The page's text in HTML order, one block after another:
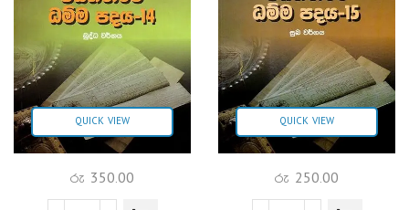
QUICK VIEW
රු 350.00
QUICK VIEW
රු 250.00